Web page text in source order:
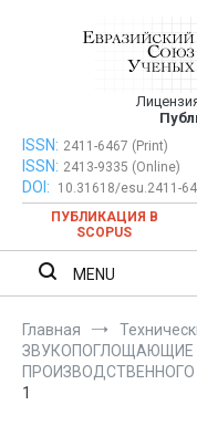
Евразийский Союз
ISSN: 2411-6467 (Print)
ISSN: 2413-9335 (Online)
DOI:
10.31618/esu.2411-
ПУБЛИКАЦИЯ В
SCOPUS
MENU
Главная
ЗВУКОПОГЛОЩАЮЩИЕ
1